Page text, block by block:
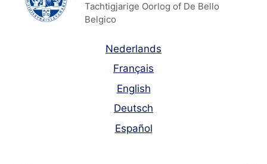
Tachtigjarige Oorlog of De Bello
Belgico
Nederlands
Français
English
Deutsch
Español